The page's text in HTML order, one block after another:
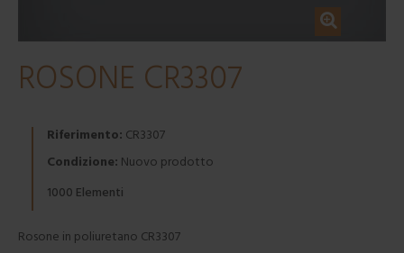
ROSONE CR3307
Riferimento: CR3307
Condizione: Nuovo prodotto
1000 Elementi
Rosone in poliuretano CR3307